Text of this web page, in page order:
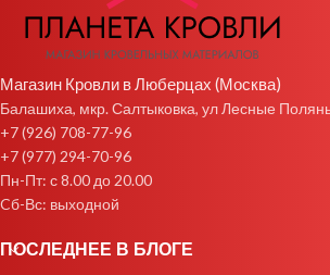
Магазин Кровли в Люберцах (Москва)
Балашиха, мкр. Салтыковка, ул Лесные
+7 (926) 708-77-96
+7 (977) 294-70-96
Пн-Пт: с 8.00 до 20.00
Cб-Вс: выходной
ПОСЛЕДНЕЕ В БЛОГЕ